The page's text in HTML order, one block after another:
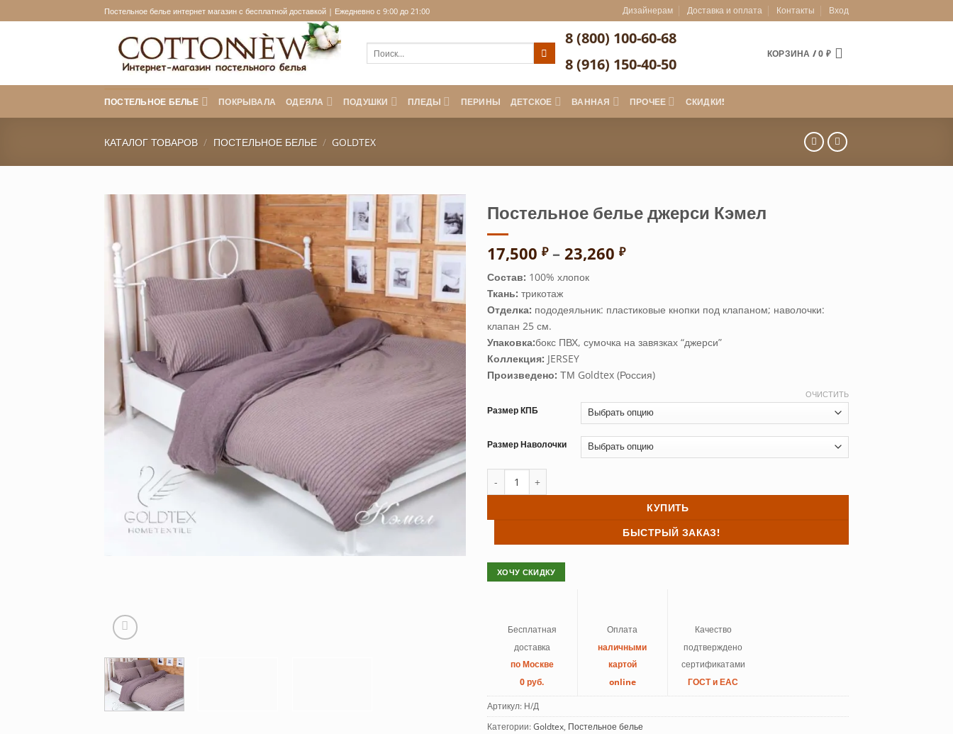
to
Постельное белье интернет магазин с бесплатной доставкой | Ежедневно с 9:00 до 21:00 Дизайнерам Доставка и оплата Контакты Вход
Искать:
8 (800) 100-60-68
8 (916) 150-40-50
КОРЗИНА /0 ₽
ПОСТЕЛЬНОЕ БЕЛЬЕ ПОКРЫВАЛА ОДЕЯЛА ПОДУШКИ ПЛЕДЫ ПЕРИНЫ ДЕТСКОЕ ВАННАЯ ПРОЧЕЕ СКИДКИ!
КАТАЛОГ ТОВАРОВ / ПОСТЕЛЬНОЕ БЕЛЬЕ / GOLDTEX
Постельное белье джерси Кэмел
17,500 ₽ – 23,260 ₽Диапазон
23,260 ₽
Состав: 100% хлопок
Ткань: трикотаж
Отделка: пододеяльник: пластиковые кнопки под клапаном; наволочки:
клапан 25 см.
Упаковка:бокс ПВХ, сумочка на завязках “джерси”
Коллекция: JERSEY
Произведено: ТМ Goldtex (Россия)
Размер КПБ
Размер Наволочки
ОЧИСТИТЬ
КУПИТЬ
БЫСТРЫЙ ЗАКАЗ!
ХОЧУ СКИДКУ
Бесплатная
доставка
по Москве
0 руб.
Оплата
наличными
картой
online
Качество
подтверждено
сертификатами
ГОСТ и ЕАС
Артикул: Н/Д
Категории: Goldtex, Постельное белье